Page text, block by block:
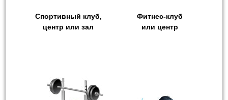
Спортивный клуб,
центр или зал
Фитнес-клуб
или центр